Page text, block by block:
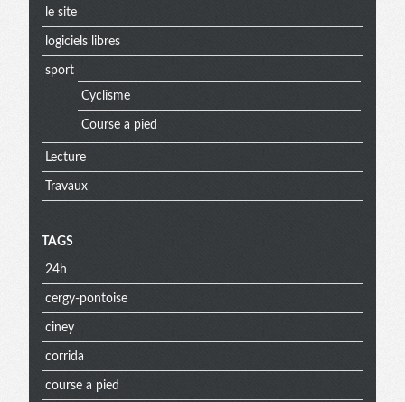
le site
logiciels libres
sport
Cyclisme
Course a pied
Lecture
Travaux
TAGS
24h
cergy-pontoise
ciney
corrida
course a pied